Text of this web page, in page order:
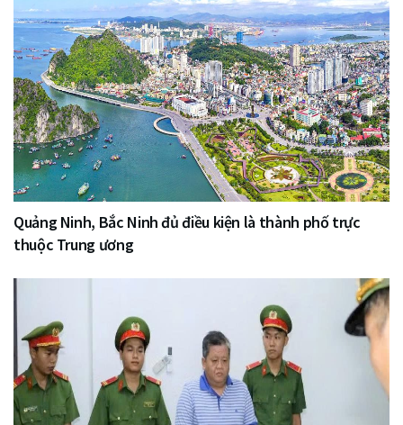
Quảng Ninh, Bắc Ninh đủ điều kiện là thành phố trực
thuộc Trung ương